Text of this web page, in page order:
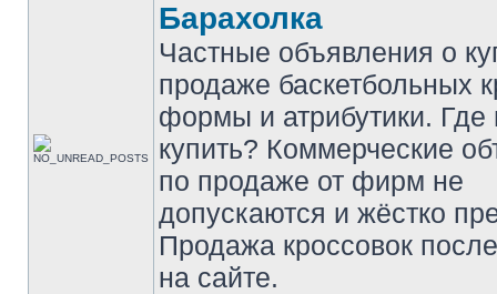
Барахолка
Частные объявления о
продаже баскетбольных
формы и атрибутики. Где
купить? Коммерческие
по продаже от фирм не
допускаются и жёстко
Продажа кроссовок
на сайте.